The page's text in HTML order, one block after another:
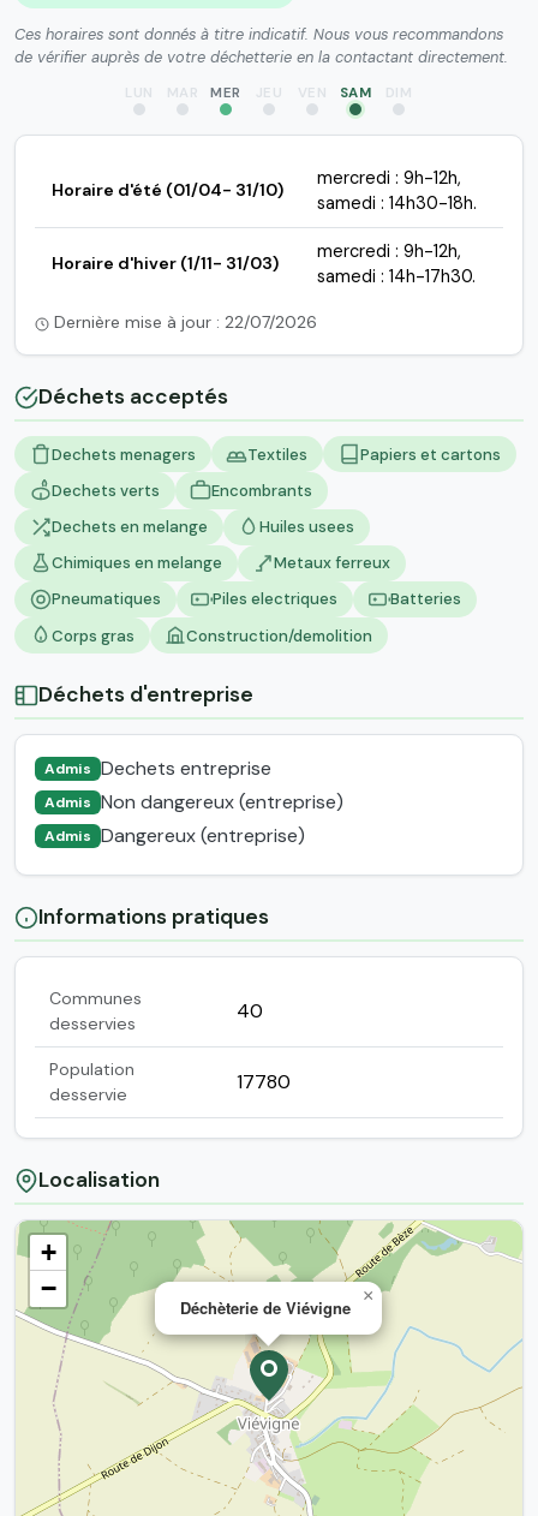
Ces horaires sont donnés à titre indicatif. Nous vous recommandons
de vérifier auprès de votre déchetterie en la contactant directement.
LUN MAR MER JEU VEN SAM DIM
Horaire d'été (01/04- 31/10)
mercredi : 9h-12h,
samedi : 14h30-18h.
Horaire d'hiver (1/11- 31/03)
mercredi : 9h-12h,
samedi : 14h-17h30.
Dernière mise à jour : 22/07/2026
Déchets acceptés
Dechets menagers Textiles
Papiers et cartons
Dechets verts
Encombrants
Dechets en melange
Huiles usees
Chimiques en melange
Metaux ferreux
Pneumatiques
Piles electriques
Batteries
Corps gras
Construction/demolition
Déchets d'entreprise
Admis Dechets entreprise
Admis Non dangereux (entreprise)
Admis Dangereux (entreprise)
Informations pratiques
Communes
desservies
40
Population
desservie
17780
Localisation
Déchèterie de Viévigne
×
+
−